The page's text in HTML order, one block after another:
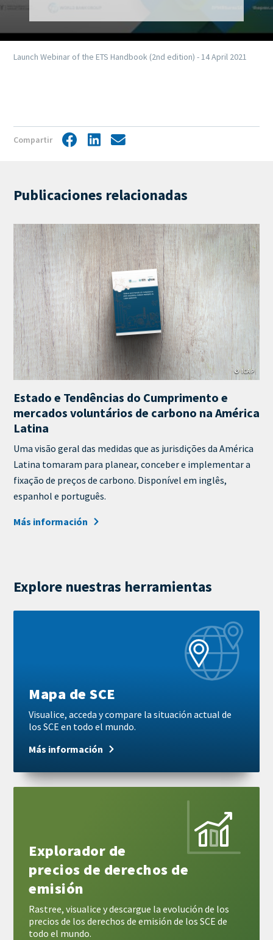
Launch Webinar of the ETS Handbook (2nd edition) - 14 April 2021
Compartir FacebookLinkedIn
Share
Publicaciones relacionadas
Cover
Image
© ICAP
Estado e Tendências do Cumprimento e
mercados voluntários de carbono na América
Latina
Teaser
+
metatags
Uma visão geral das medidas que as jurisdições da América
Latina tomaram para planear, conceber e implementar a
fixação de preços de carbono. Disponível em inglês,
espanhol e português.
Más información
Explore nuestras herramientas
Mapa de SCE
Visualice, acceda y compare la situación actual de
los SCE en todo el mundo.
Más información
Explorador de
precios de derechos de
emisión
Rastree, visualice y descargue la evolución de los
precios de los derechos de emisión de los SCE de
todo el mundo.